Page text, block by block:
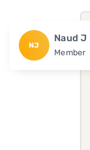
NJ
Naud J
Member